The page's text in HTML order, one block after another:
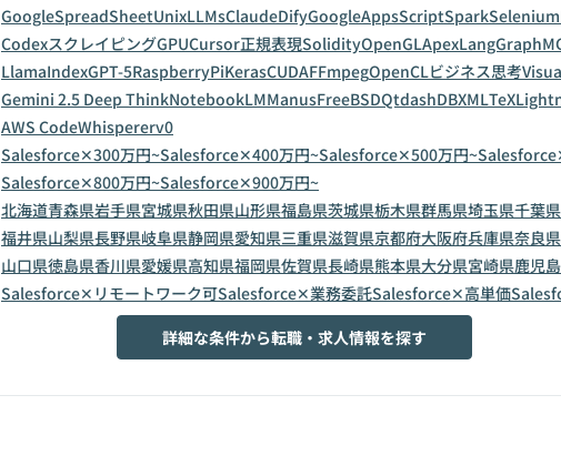
GoogleSpreadSheetUnixLLMsClaudeDifyGoogleAppsScriptSparkSelenium
CodexスクレイピングGPUCursor正規表現SolidityOpenGLApexLangGraph
LlamaIndexGPT-5RaspberryPiKerasCUDAFFmpegOpenCLビジネス思考
Gemini 2.5 Deep ThinkNotebookLMManusFreeBSDQtdashDBXMLTeX
AWS CodeWhispererv0
Salesforce✕300万円~Salesforce✕400万円~Salesforce✕500万円~
Salesforce✕800万円~Salesforce✕900万円~
北海道青森県岩手県宮城県秋田県山形県福島県茨城県栃木県群馬県埼玉県千葉県
福井県山梨県長野県岐阜県静岡県愛知県三重県滋賀県京都府大阪府兵庫県奈良県
山口県徳島県香川県愛媛県高知県福岡県佐賀県長崎県熊本県大分県宮崎県鹿児
Salesforce✕リモートワーク可Salesforce✕業務委託Salesforce✕高単価
詳細な条件から転職・求人情報を探す